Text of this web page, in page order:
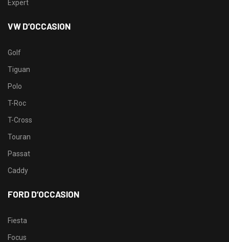
Expert
VW D’OCCASION
Golf
Tiguan
Polo
T-Roc
T-Cross
Touran
Passat
Caddy
FORD D’OCCASION
Fiesta
Focus